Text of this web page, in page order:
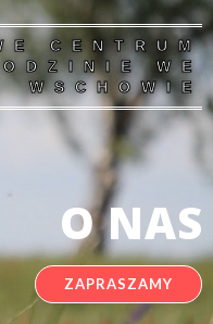
CENTRUM
WE
WSCHOWIE
O NAS
ZAPRASZAMY